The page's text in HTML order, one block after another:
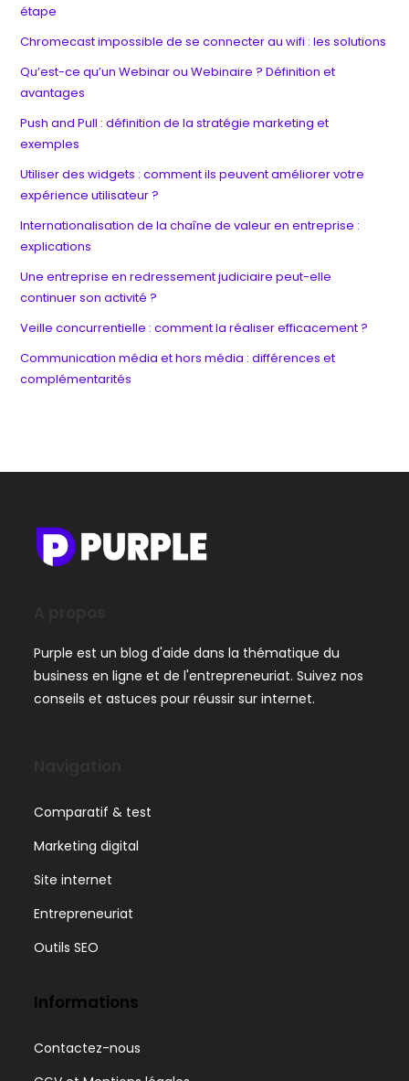
étape
Chromecast impossible de se connecter au wifi : les solutions
Qu’est-ce qu’un Webinar ou Webinaire ? Définition et
avantages
Push and Pull : définition de la stratégie marketing et
exemples
Utiliser des widgets : comment ils peuvent améliorer votre
expérience utilisateur ?
Internationalisation de la chaîne de valeur en entreprise :
explications
Une entreprise en redressement judiciaire peut-elle
continuer son activité ?
Veille concurrentielle : comment la réaliser efficacement ?
Communication média et hors média : différences et
complémentarités
Purple est un blog d'aide dans la thématique du
business en ligne et de l'entrepreneuriat. Suivez nos
conseils et astuces pour réussir sur internet.
Comparatif & test
Marketing digital
Site internet
Entrepreneuriat
Outils SEO
Informations
Contactez-nous